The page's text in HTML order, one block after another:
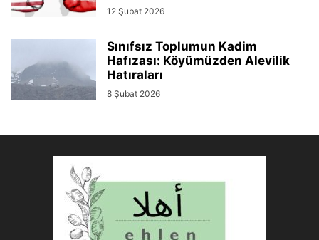
12 Şubat 2026
Sınıfsız Toplumun Kadim
Hafızası: Köyümüzden Alevilik
Hatıraları
8 Şubat 2026